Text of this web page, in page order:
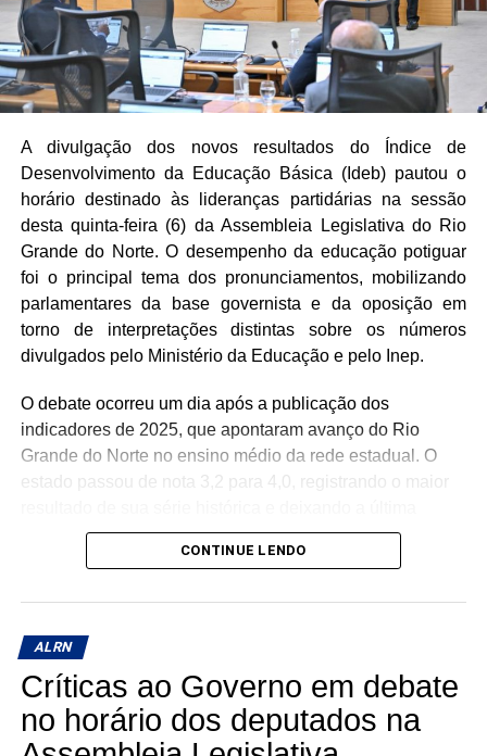
A divulgação dos novos resultados do Índice de
Desenvolvimento da Educação Básica (Ideb) pautou o
horário destinado às lideranças partidárias na sessão
desta quinta-feira (6) da Assembleia Legislativa do Rio
Grande do Norte. O desempenho da educação potiguar
foi o principal tema dos pronunciamentos, mobilizando
parlamentares da base governista e da oposição em
torno de interpretações distintas sobre os números
divulgados pelo Ministério da Educação e pelo Inep.
O debate ocorreu um dia após a publicação dos
indicadores de 2025, que apontaram avanço do Rio
Grande do Norte no ensino médio da rede estadual. O
estado passou de nota 3,2 para 4,0, registrando o maior
colocação nacional ao subir seis posições no ranking
entre as unidades da federação.
Durante o horário das lideranças, parlamentares da
oposição utilizaram os dados para cobrar melhorias na
qualidade da educação pública e questionar os
resultados da gestão estadual. Já representantes da base
do governo defenderam que os números evidenciam uma
recuperação da rede estadual, destacando investimentos
CONTINUE LENDO
ALRN
Críticas ao Governo em debate
no horário dos deputados na